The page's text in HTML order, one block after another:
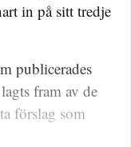
in på sitt tredje
publicerades
fram av de
förslag som